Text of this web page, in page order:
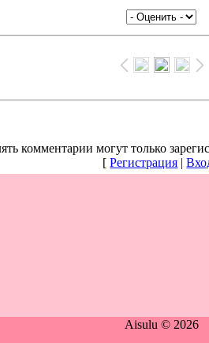
комментарии могут только
[Регистрация |
Aisulu © 2026